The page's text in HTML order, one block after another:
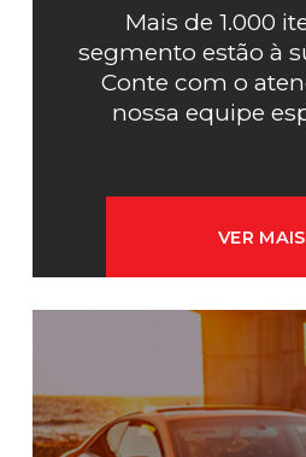
VER MAIS
Mais de 1.000
segmento estão à
Conte com o
nossa equipe